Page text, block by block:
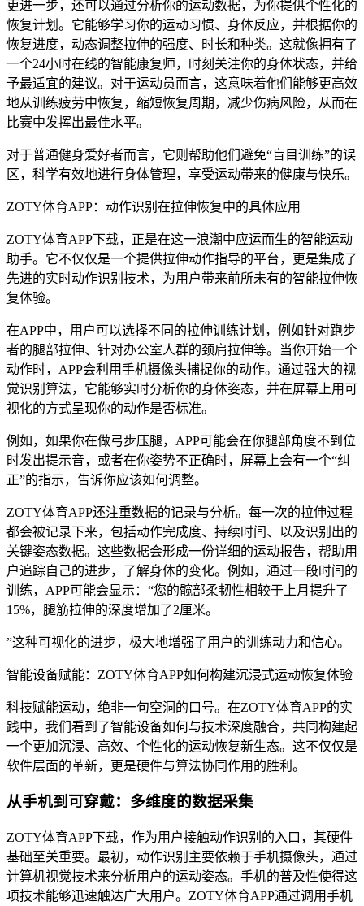
更进一步，还可以通过分析你的运动数据，为你提供个性化的
恢复计划。它能够学习你的运动习惯、身体反应，并根据你的
恢复进度，动态调整拉伸的强度、时长和种类。这就像拥有了
一个24小时在线的智能康复师，时刻关注你的身体状态，并给
予最适宜的建议。对于运动员而言，这意味着他们能够更高效
地从训练疲劳中恢复，缩短恢复周期，减少伤病风险，从而在
比赛中发挥出最佳水平。
对于普通健身爱好者而言，它则帮助他们避免“盲目训练”的误
区，科学有效地进行身体管理，享受运动带来的健康与快乐。
ZOTY体育APP：动作识别在拉伸恢复中的具体应用
ZOTY体育APP下载，正是在这一浪潮中应运而生的智能运动
助手。它不仅仅是一个提供拉伸动作指导的平台，更是集成了
先进的实时动作识别技术，为用户带来前所未有的智能拉伸恢
复体验。
在APP中，用户可以选择不同的拉伸训练计划，例如针对跑步
者的腿部拉伸、针对办公室人群的颈肩拉伸等。当你开始一个
动作时，APP会利用手机摄像头捕捉你的动作。通过强大的视
觉识别算法，它能够实时分析你的身体姿态，并在屏幕上用可
视化的方式呈现你的动作是否标准。
例如，如果你在做弓步压腿，APP可能会在你腿部角度不到位
时发出提示音，或者在你姿势不正确时，屏幕上会有一个“纠
正”的指示，告诉你应该如何调整。
ZOTY体育APP还注重数据的记录与分析。每一次的拉伸过程
都会被记录下来，包括动作完成度、持续时间、以及识别出的
关键姿态数据。这些数据会形成一份详细的运动报告，帮助用
户追踪自己的进步，了解身体的变化。例如，通过一段时间的
训练，APP可能会显示：“您的髋部柔韧性相较于上月提升了
15%，腿筋拉伸的深度增加了2厘米。
”这种可视化的进步，极大地增强了用户的训练动力和信心。
智能设备赋能：ZOTY体育APP如何构建沉浸式运动恢复体验
科技赋能运动，绝非一句空洞的口号。在ZOTY体育APP的实
践中，我们看到了智能设备如何与技术深度融合，共同构建起
一个更加沉浸、高效、个性化的运动恢复新生态。这不仅仅是
软件层面的革新，更是硬件与算法协同作用的胜利。
从手机到可穿戴：多维度的数据采集
ZOTY体育APP下载，作为用户接触动作识别的入口，其硬件
基础至关重要。最初，动作识别主要依赖于手机摄像头，通过
计算机视觉技术来分析用户的运动姿态。手机的普及性使得这
项技术能够迅速触达广大用户。ZOTY体育APP通过调用手机